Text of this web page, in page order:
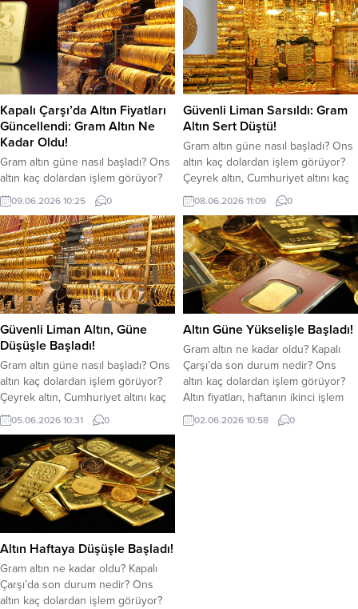
ediyor. Orta Doğu’daki gelişmeler
ve dolar endeksinde ki yükseliş
altın fiyatlarında etkisini
sürdürmeye devam ediyor. Kapalı
Çarşıda güncel altın fiyatları ise şu
şekilde: Altın Fiyatlarıal...
piyasalarda faiz beklentilerinin
yükselmesi ve doların güçlenmesi
altın fiyatlarında baskı yaratmaya
devam ediyor. Gram altın bugün
saat 10.50 itibariyle 6.222 TL’den
alıcı buluyor. Ons altın ise...
Kapalı Çarşı’da Altın Fiyatları
Güncellendi: Gram Altın Ne
Kadar Oldu!
Gram altın güne nasıl başladı? Ons
altın kaç dolardan işlem görüyor?
Çeyrek altın, Cumhuriyet altını kaç
liradan alıcı buluyor? Altın, haftanın
ikinci işlem gününde yatay bir
seyirle başladı. Gözde yatırım
araçlarından altında hareketlilik
devam ediyor. Orta Doğu’daki
gelişmeler ve dolar endeksindeki
yükseliş, altın fiyatları üzerindeki
etkisini sürdürdü. Gram altın
bugün...
09.06.2026 10:25 0
Güvenli Liman Sarsıldı: Gram
Altın Sert Düştü!
Gram altın güne nasıl başladı? Ons
altın kaç dolardan işlem görüyor?
Çeyrek altın, Cumhuriyet altını kaç
liradan alıcı buluyor? Altın fiyatları
yeni haftaya düşüşle başladı.
Haftanın ilk işlem gününde gözde
yatırım araçlarından altında
hareketlilik devam ediyor. ABD
Merkez Bankası’nın (Fed) faizleri
yüksek tutabileceği beklentisi,
dolar endeksinin yükselmesi altın
fiyatlarının düşmesinde...
08.06.2026 11:09 0
Güvenli Liman Altın, Güne
Düşüşle Başladı!
Gram altın güne nasıl başladı? Ons
altın kaç dolardan işlem görüyor?
Çeyrek altın, Cumhuriyet altını kaç
liradan alıcı buluyor? Altın, haftanın
son işlem gününde düşüşle
başladı. Gözde yatırım araçlarından
altında hareketlilik devam ediyor.
ABD Merkez Bankası’nın (Fed)
faizleri uzun süre yüksek
tutabileceği beklentisi ve dolar
endeksinin güçlenmesi altın
fiyatlarını baskılamaya...
05.06.2026 10:31 0
Altın Güne Yükselişle Başladı!
Gram altın ne kadar oldu? Kapalı
Çarşı’da son durum nedir? Ons
altın kaç dolardan işlem görüyor?
Altın fiyatları, haftanın ikinci işlem
gününde hafif yükselişle başladı.
Jeopolitik gelişmeler ve küresel
02.06.2026 10:58 0
Altın Haftaya Düşüşle Başladı!
Gram altın ne kadar oldu? Kapalı
Çarşı’da son durum nedir? Ons
altın kaç dolardan işlem görüyor?